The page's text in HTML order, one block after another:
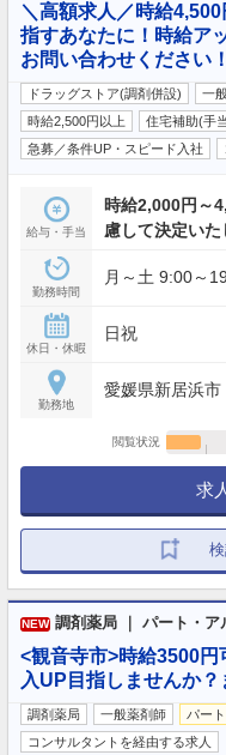
＼高額求人／時給
指すあなたに！時給ア
お問い合わせください！
ドラッグストア(調剤併設) 一
時給2,500円以上
住宅補助(手
急募／条件UP・スピード入社
給与・手当
時給2,000円～
慮して決定いた
勤務時間
月～土 9:00～
休日・休暇
日祝
勤務地
愛媛県新居浜市
閲覧状況
求
NEW 調剤薬局 ｜ パート・ア
<観音寺市>時給3500
入UP目指しませんか？
調剤薬局 一般薬剤師 パー
コンサルタントを経由する求人